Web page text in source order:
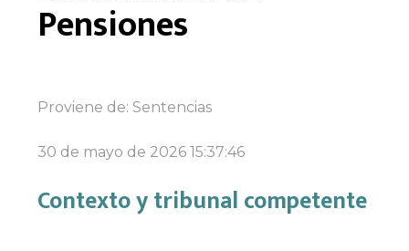
Pensiones
Proviene de: Sentencias
30 de mayo de 2026 15:37:46
Contexto y tribunal competente